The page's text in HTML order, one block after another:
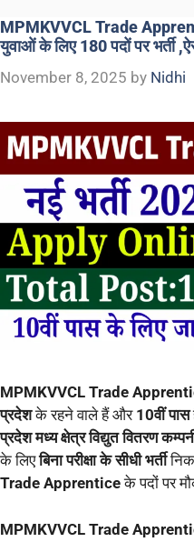
MPMKVVCL Trade
युवाओं के लिए 180 पदों पर भर्ती
November 8, 2025 by Nidhi
MPMKVVCL Trade
प्रदेशके रहने वाले हैं और 10वीं पास
प्रदेश मध्य क्षेत्र विद्युत वितरण
के लिएबिना परीक्षा के सीधी भर्ती
Trade Apprenticeके पदों पर
MPMKVVCL Trade